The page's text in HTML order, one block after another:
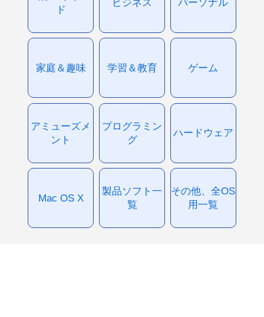
ド
ビジネス パーソナル
家庭＆趣味 学習＆教育 ゲーム
アミューズメ
ント
プログラミン
グ
ハードウェア
Mac OS X
製品ソフト一
覧
その他、全OS
用一覧